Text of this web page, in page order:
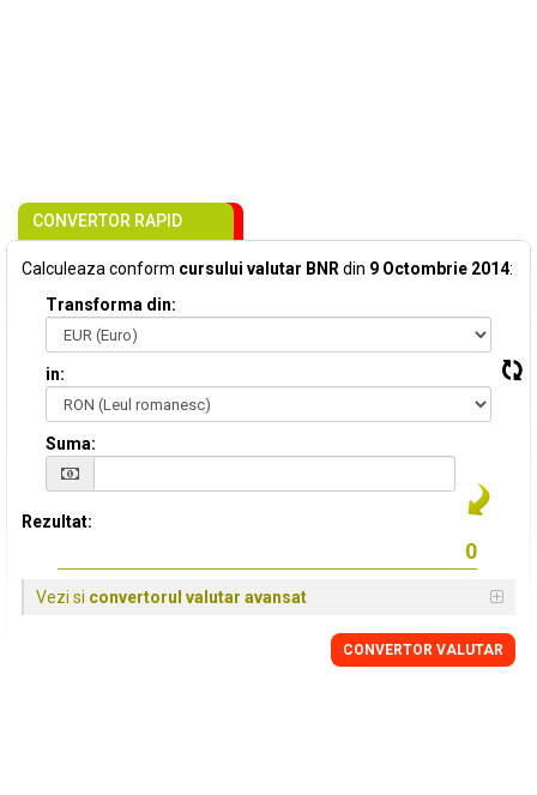
CONVERTOR RAPID
Calculeaza conform cursului valutar BNR din 9 Octombrie 2014:
Transforma din:
in:
Suma:
Rezultat:
Vezi si convertorul valutar avansat
CONVERTOR VALUTAR